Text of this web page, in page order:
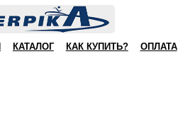
КАТАЛОГ КАК КУПИТЬ? ОПЛАТА